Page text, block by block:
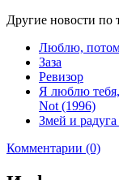
Другие новости по
Люблю,
Заза
Ревизор
Я люблю
Not (1996)
Змей и
Комментарии (0)